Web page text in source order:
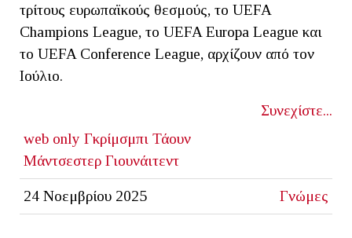
τρίτους ευρωπαϊκούς θεσμούς, το UEFA
Champions League, το UEFA Europa League και
το UEFA Conference League, αρχίζουν από τον
Ιούλιο.
Συνεχίστε...
web only Γκρίμσμπι Τάουν
Μάντσεστερ Γιουνάιτεντ
24 Νοεμβρίου 2025 Γνώμες